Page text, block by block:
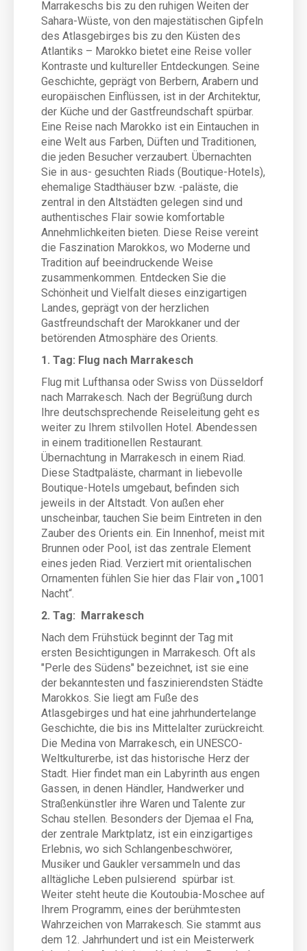
Marrakeschs bis zu den ruhigen Weiten der
Sahara-Wüste, von den majestätischen Gipfeln
des Atlasgebirges bis zu den Küsten des
Atlantiks – Marokko bietet eine Reise voller
Kontraste und kultureller Entdeckungen. Seine
Geschichte, geprägt von Berbern, Arabern und
europäischen Einflüssen, ist in der Architektur,
der Küche und der Gastfreundschaft spürbar.
Eine Reise nach Marokko ist ein Eintauchen in
eine Welt aus Farben, Düften und Traditionen,
die jeden Besucher verzaubert. Übernachten
Sie in aus- gesuchten Riads (Boutique-Hotels),
ehemalige Stadthäuser bzw. -paläste, die
zentral in den Altstädten gelegen sind und
authentisches Flair sowie komfortable
Annehmlichkeiten bieten. Diese Reise vereint
die Faszination Marokkos, wo Moderne und
Tradition auf beeindruckende Weise
zusammenkommen. Entdecken Sie die
Schönheit und Vielfalt dieses einzigartigen
Landes, geprägt von der herzlichen
Gastfreundschaft der Marokkaner und der
betörenden Atmosphäre des Orients.
1. Tag: Flug nach Marrakesch
Flug mit Lufthansa oder Swiss von Düsseldorf
nach Marrakesch. Nach der Begrüßung durch
Ihre deutschsprechende Reiseleitung geht es
weiter zu Ihrem stilvollen Hotel. Abendessen
in einem traditionellen Restaurant.
Übernachtung in Marrakesch in einem Riad.
Diese Stadtpaläste, charmant in liebevolle
Boutique-Hotels umgebaut, befinden sich
jeweils in der Altstadt. Von außen eher
unscheinbar, tauchen Sie beim Eintreten in den
Zauber des Orients ein. Ein Innenhof, meist mit
Brunnen oder Pool, ist das zentrale Element
eines jeden Riad. Verziert mit orientalischen
Ornamenten fühlen Sie hier das Flair von „1001
Nacht“.
2. Tag: Marrakesch
Nach dem Frühstück beginnt der Tag mit
ersten Besichtigungen in Marrakesch. Oft als
"Perle des Südens" bezeichnet, ist sie eine
der bekanntesten und faszinierendsten Städte
Marokkos. Sie liegt am Fuße des
Atlasgebirges und hat eine jahrhundertelange
Geschichte, die bis ins Mittelalter zurückreicht.
Die Medina von Marrakesch, ein UNESCO-
Weltkulturerbe, ist das historische Herz der
Stadt. Hier findet man ein Labyrinth aus engen
Gassen, in denen Händler, Handwerker und
Straßenkünstler ihre Waren und Talente zur
Schau stellen. Besonders der Djemaa el Fna,
der zentrale Marktplatz, ist ein einzigartiges
Erlebnis, wo sich Schlangenbeschwörer,
Musiker und Gaukler versammeln und das
alltägliche Leben pulsierend spürbar ist.
Weiter steht heute die Koutoubia-Moschee auf
Ihrem Programm, eines der berühmtesten
Wahrzeichen von Marrakesch. Sie stammt aus
dem 12. Jahrhundert und ist ein Meisterwerk